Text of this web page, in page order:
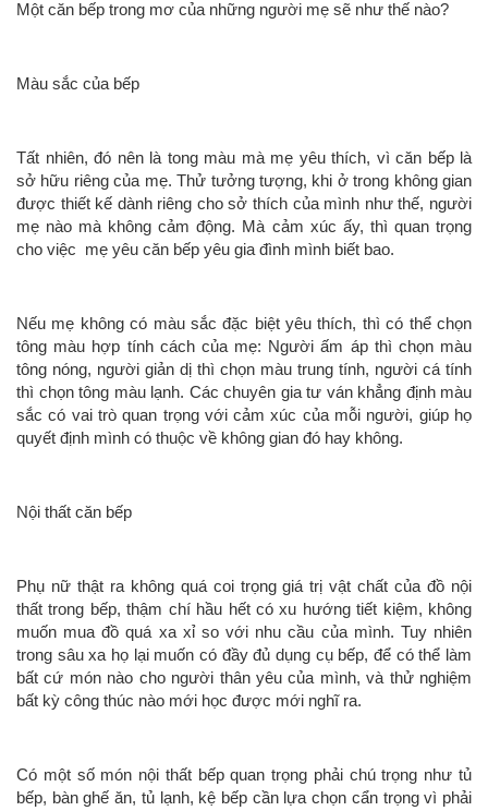
Một căn bếp trong mơ của những người mẹ sẽ như thế nào?
Màu sắc của bếp
Tất nhiên, đó nên là tong màu mà mẹ yêu thích, vì căn bếp là
sở hữu riêng của mẹ. Thử tưởng tượng, khi ở trong không gian
được thiết kế dành riêng cho sở thích của mình như thế, người
mẹ nào mà không cảm động. Mà cảm xúc ấy, thì quan trọng
cho việc mẹ yêu căn bếp yêu gia đình mình biết bao.
Nếu mẹ không có màu sắc đặc biệt yêu thích, thì có thể chọn
tông màu hợp tính cách của mẹ: Người ấm áp thì chọn màu
tông nóng, người giản dị thì chọn màu trung tính, người cá tính
thì chọn tông màu lạnh. Các chuyên gia tư ván khẳng định màu
sắc có vai trò quan trọng với cảm xúc của mỗi người, giúp họ
quyết định mình có thuộc về không gian đó hay không.
Nội thất căn bếp
Phụ nữ thật ra không quá coi trọng giá trị vật chất của đồ nội
thất trong bếp, thậm chí hầu hết có xu hướng tiết kiệm, không
muốn mua đồ quá xa xỉ so với nhu cầu của mình. Tuy nhiên
trong sâu xa họ lại muốn có đầy đủ dụng cụ bếp, để có thể làm
bất cứ món nào cho người thân yêu của mình, và thử nghiệm
bất kỳ công thúc nào mới học được mới nghĩ ra.
Có một số món nội thất bếp quan trọng phải chú trọng như tủ
bếp, bàn ghế ăn, tủ lạnh, kệ bếp cần lựa chọn cẩn trọng vì phải